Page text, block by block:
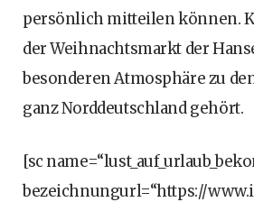
persönlich mitteilen können.
der Weihnachtsmarkt der
besonderen Atmosphäre zu
ganz Norddeutschland gehört.
[sc
bezeichnungurl=“https://